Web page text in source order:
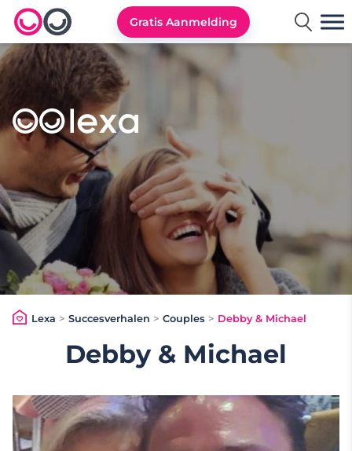
Lexa logo
Gratis Aanmelding
Lexa > Succesverhalen > Couples > Debby & Michael
Debby & Michael